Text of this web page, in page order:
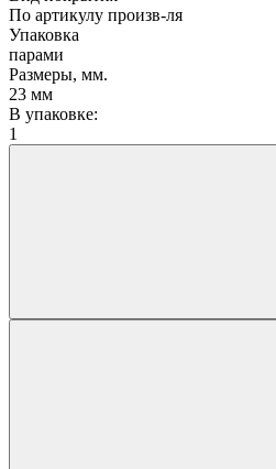
По артикулу произв-ля
Упаковка
парами
Размеры, мм.
23 мм
В упаковке:
1